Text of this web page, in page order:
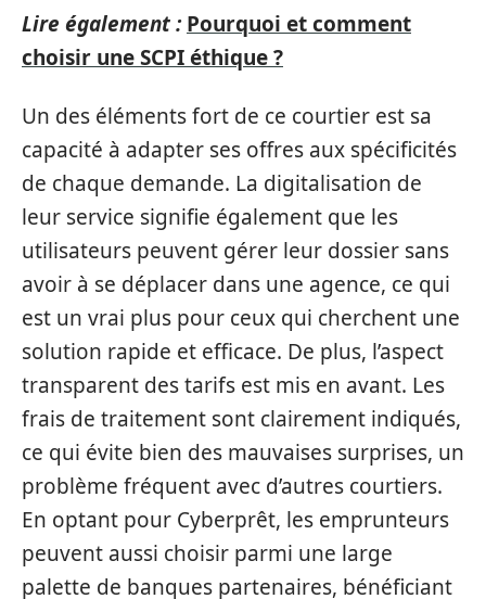
Lire également : Pourquoi et comment
choisir une SCPI éthique ?
Un des éléments fort de ce courtier est sa
capacité à adapter ses offres aux spécificités
de chaque demande. La digitalisation de
leur service signifie également que les
utilisateurs peuvent gérer leur dossier sans
avoir à se déplacer dans une agence, ce qui
est un vrai plus pour ceux qui cherchent une
solution rapide et efficace. De plus, l’aspect
transparent des tarifs est mis en avant. Les
frais de traitement sont clairement indiqués,
ce qui évite bien des mauvaises surprises, un
problème fréquent avec d’autres courtiers.
En optant pour Cyberprêt, les emprunteurs
peuvent aussi choisir parmi une large
palette de banques partenaires, bénéficiant